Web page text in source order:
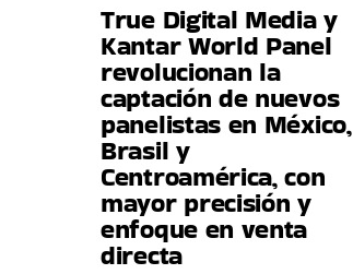
True Digital Media y
Kantar World Panel
revolucionan la
captación de nuevos
panelistas en México,
Brasil y
Centroamérica, con
mayor precisión y
enfoque en venta
directa